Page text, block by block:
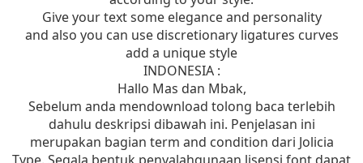
Give your text some elegance and personality
and also you can use discretionary ligatures curves
add a unique style
INDONESIA :
Hallo Mas dan Mbak,
Sebelum anda mendownload tolong baca terlebih
dahulu deskripsi dibawah ini. Penjelasan ini
merupakan bagian term and condition dari Jolicia